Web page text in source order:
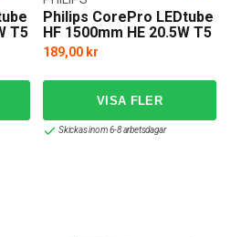
T5
Philips CorePro LEDtube
HF 1500mm HE 20.5W T5
189,00 kr
Skickas inom 6-8 arbetsdagar